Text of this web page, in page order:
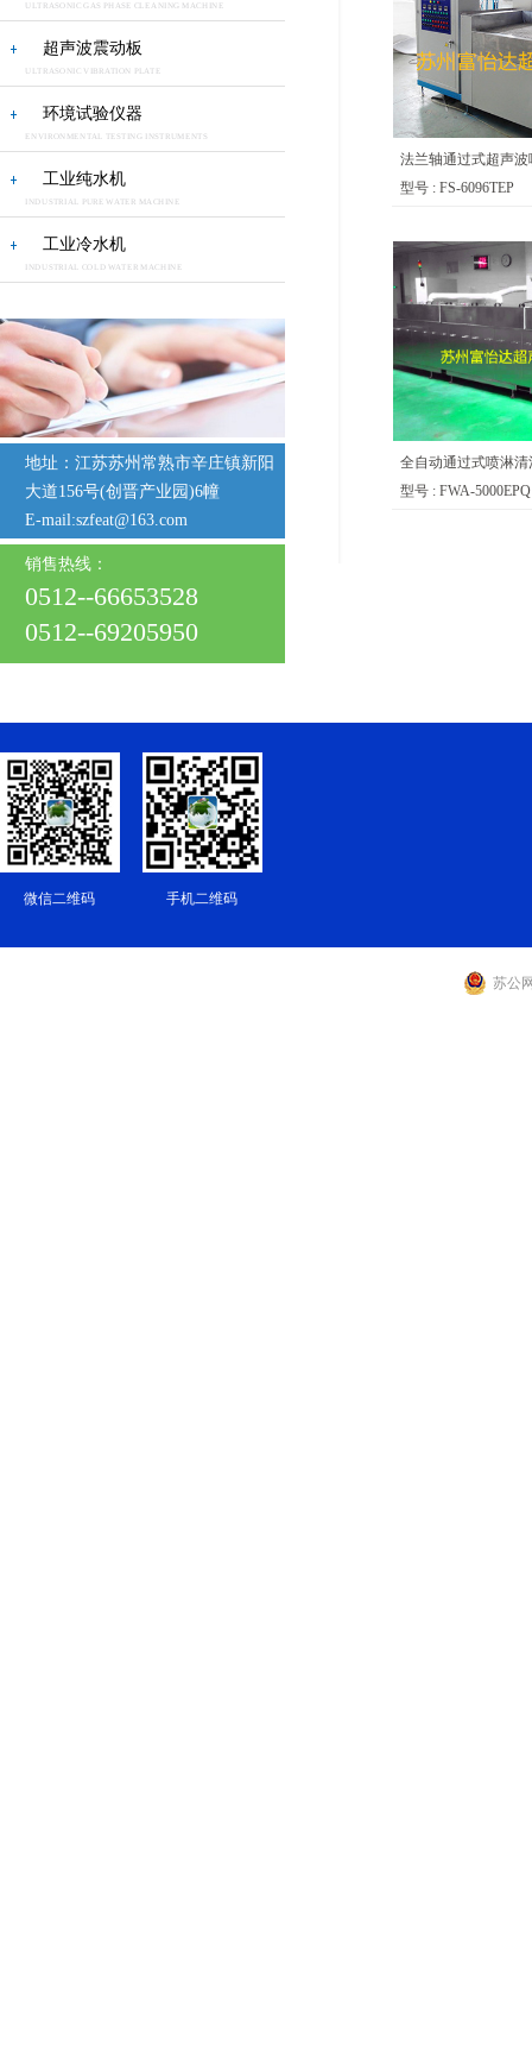
ULTRASONIC GAS PHASE CLEANING MACHINE
超声波震动板
ULTRASONIC VIBRATION PLATE
环境试验仪器
ENVIRONMENTAL TESTING INSTRUMENTS
工业纯水机
INDUSTRIAL PURE WATER MACHINE
工业冷水机
INDUSTRIAL COLD WATER MACHINE
地址：江苏苏州常熟市辛庄镇新阳
大道156号(创晋产业园)6幢
E-mail:szfeat@163.com
销售热线：
0512--66653528
0512--69205950
法兰轴通过式超声
型号 : FS-6096TEP
全自动通过式喷淋清
型号 : FWA-5000EPQ
微信二维码 手机二维码
苏公